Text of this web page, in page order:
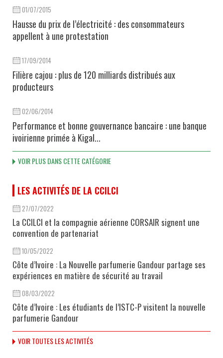
01/07/2015
Hausse du prix de l’électricité : des consommateurs
appellent à une protestation
17/09/2014
Filière cajou : plus de 120 milliards distribués aux
producteurs
02/06/2014
Performance et bonne gouvernance bancaire : une banque
ivoirienne primée à Kigal...
VOIR PLUS DANS CETTE CATÉGORIE
LES ACTIVITÉS DE LA CCILCI
27/07/2022
La CCILCI et la compagnie aérienne CORSAIR signent une
convention de partenariat
10/05/2022
Côte d’Ivoire : La Nouvelle parfumerie Gandour partage ses
expériences en matière de sécurité au travail
08/03/2022
Côte d’Ivoire : Les étudiants de l’ISTC-P visitent la nouvelle
parfumerie Gandour
VOIR TOUTES LES ACTIVITÉS